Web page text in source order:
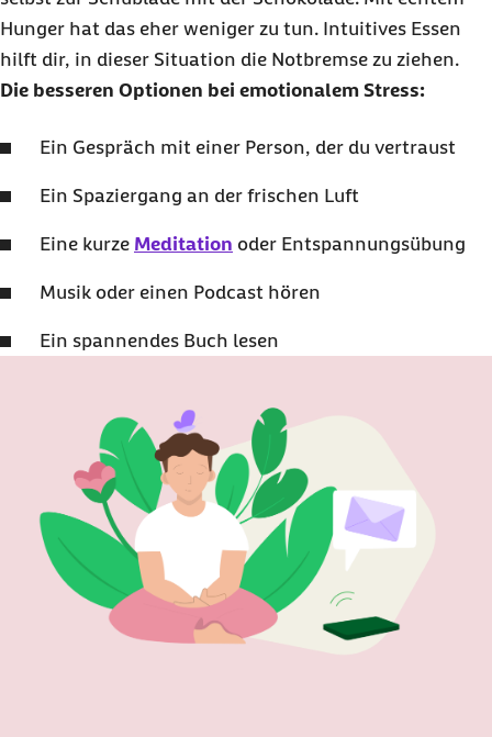
Hunger hat das eher weniger zu tun. Intuitives Essen
hilft dir, in dieser Situation die Notbremse zu ziehen.
Die besseren Optionen bei emotionalem Stress:
Ein Gespräch mit einer Person, der du vertraust
Ein Spaziergang an der frischen Luft
Eine kurze Meditation oder Entspannungsübung
Musik oder einen Podcast hören
Ein spannendes Buch lesen